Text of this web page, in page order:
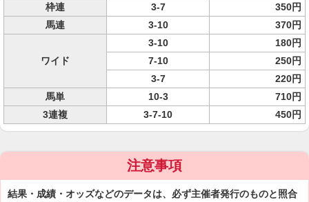
枠連
3-7
350円
馬連
3-10 370円
ワイド
3-10
180円
7-10
250円
3-7
220円
馬単
10-3
710円
3連複
3-7-10 450円
注意事項
結果・成績・オッズなどのデータは、必ず主催者発行のものと照合